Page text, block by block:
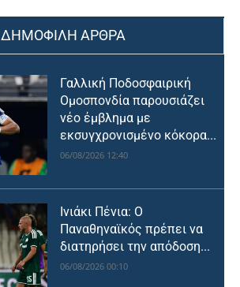
ΔΗΜΟΦΙΛΗ ΑΡΘΡΑ
Γαλλική Ποδοσφαιρική
Ομοσπονδία παρουσιάζει
νέο έμβλημα με
εκσυγχρονισμένο κόκορα...
06/08/2026 12:40
Ινιάκι Πένια: Ο
Παναθηναϊκός πρέπει να
διατηρήσει την απόδοση...
06/08/2026 00:10